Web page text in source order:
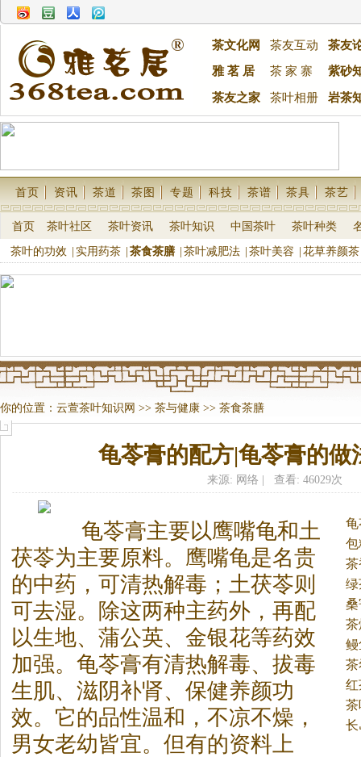
茶文化网 茶友互动
茶友
雅 茗 居
茶 家 寨 紫砂
茶友之家 茶叶相册 岩茶
首页 资讯 茶道 茶图 专题 科技 茶谱 茶具 茶艺
首页 茶叶社区 茶叶资讯 茶叶知识 中国茶叶 茶叶种类
茶叶的功效 实用药茶 茶食茶膳 茶叶减肥法 茶叶美容 花草养颜茶
你的位置： 云萱茶叶知识网 >> 茶与健康 >> 茶食茶膳
龟苓膏的配方|龟苓膏的做
来源: 网络 | 查看: 46029次
子
龟苓膏主要以鹰嘴龟和土
茯苓为主要原料。 鹰嘴龟是名贵
的中药，可清热解毒；土茯苓则
可去湿。除这两种主药外，再配
以生地、蒲公英、金银花等药效
加强。龟苓膏有清热解毒、拔毒
生肌、滋阴补肾、保健养颜功
效。它的品性温和，不凉不燥，
男女老幼皆宜。但有的资料上